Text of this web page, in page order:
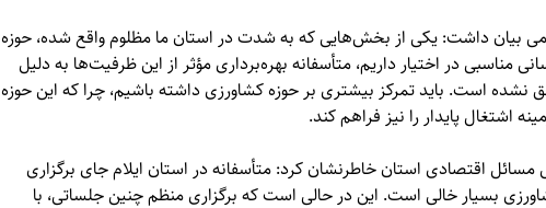
بیان داشت: یکی از بخش‌هایی که به شدت در استان ما مظلوم واقع شده، حوزه
در اختیار داریم، متأسفانه بهره‌برداری مؤثر از این ظرفیت‌ها به دلیل
است. باید تمرکز بیشتری بر حوزه کشاورزی داشته باشیم، چرا که این حوزه
اشتغال پایدار را نیز فراهم کند.
اقتصادی استان خاطرنشان کرد: متأسفانه در استان ایلام جای برگزاری
بسیار خالی است. این در حالی است که برگزاری منظم چنین جلساتی، با